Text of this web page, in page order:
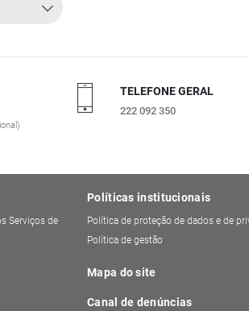
TELEFONE GERAL
222 092 350
Serviços de
Políticas institucionais
Política de proteção de dados e de
Política de gestão
Mapa do site
Canal de denúncias